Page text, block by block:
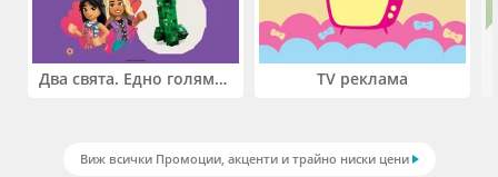
Два свята. Едно голямо приключение. Купи 2 продукта LEGO® Friends и/или LEGO® Minecraft и вземи -27% TV реклама
Виж всички Промоции, акценти и трайно ниски цени